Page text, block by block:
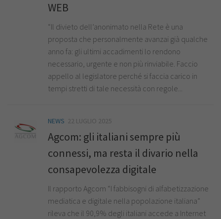
WEB
“Il divieto dell’anonimato nella Rete è una
proposta che personalmente avanzai già qualche
anno fa: gli ultimi accadimenti lo rendono
necessario, urgente e non più rinviabile. Faccio
appello al legislatore perché si faccia carico in
tempi stretti di tale necessità con regole...
NEWS 22 LUGLIO 2025
Agcom: gli italiani sempre più
connessi, ma resta il divario nella
consapevolezza digitale
Il rapporto Agcom “I fabbisogni di alfabetizzazione
mediatica e digitale nella popolazione italiana”
rileva che il 90,9% degli italiani accede a Internet